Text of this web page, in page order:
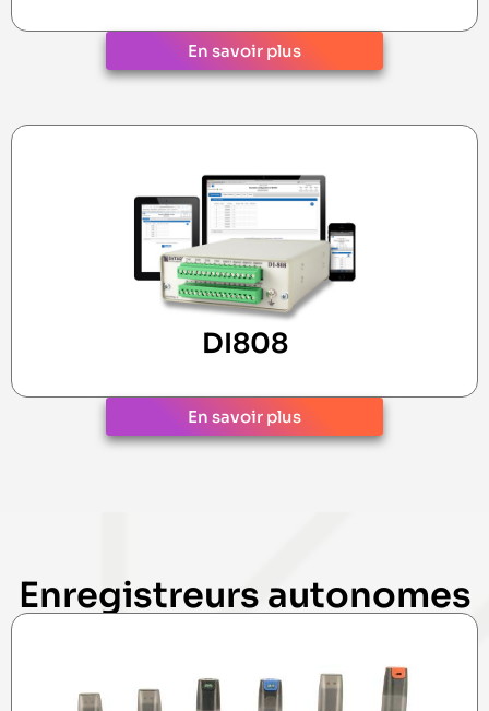
En savoir plus
DI808
En savoir plus
Enregistreurs autonomes